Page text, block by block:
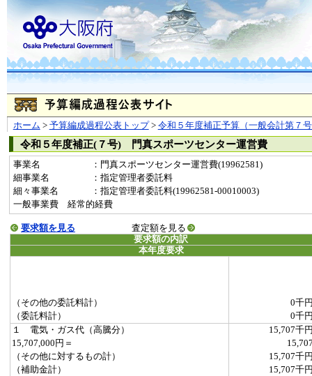
ホーム > 予算編成過程公表トップ> 令和５年度補正予算（一般会計第７
令和５年度補正(７号) 門真スポーツセンター運営費
事業名
：門真スポーツセンター運営費(19962581)
細事業名
：指定管理者委託料
細々事業名
：指定管理者委託料(19962581-00010003)
一般事業費 経常的経費
要求額を見る
査定額を見る
要求額の内訳
本年度要求
（その他の委託料計）
0千
（委託料計）
0千
１ 電気・ガス代（高騰分）
15,707千
15,707,000円＝
（その他に対するもの計）
15,707千
（補助金計）
15,707千